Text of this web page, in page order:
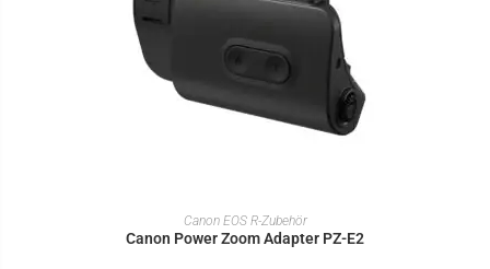
IN DEN WARENKORB
Canon EOS R-Zubehör
Canon Power Zoom Adapter PZ-E2